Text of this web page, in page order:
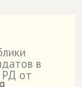
в
РД от